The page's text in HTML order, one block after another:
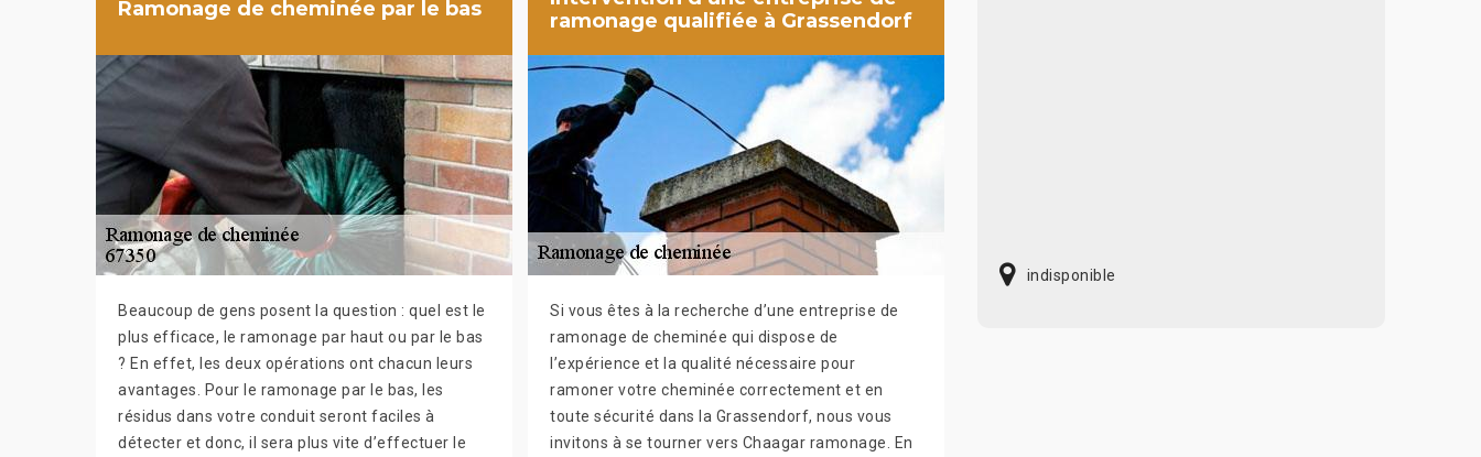
Ramonage de cheminée par le bas
Beaucoup de gens posent la question : quel est le
plus efficace, le ramonage par haut ou par le bas
? En effet, les deux opérations ont chacun leurs
avantages. Pour le ramonage par le bas, les
résidus dans votre conduit seront faciles à
détecter et donc, il sera plus vite d’effectuer le
ramonage qualifiée à Grassendorf
Si vous êtes à la recherche d’une entreprise de
ramonage de cheminée qui dispose de
l’expérience et la qualité nécessaire pour
ramoner votre cheminée correctement et en
toute sécurité dans la Grassendorf, nous vous
invitons à se tourner vers Chaagar ramonage. En
indisponible